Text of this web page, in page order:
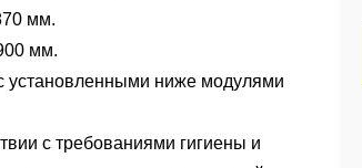
мм.
мм.
установленными ниже модулями
с требованиями гигиены и